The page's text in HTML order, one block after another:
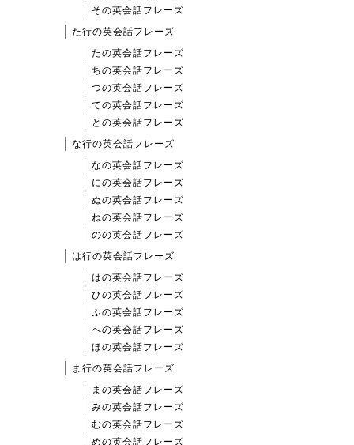
その英会話フレーズ
た行の英会話フレーズ
たの英会話フレーズ
ちの英会話フレーズ
つの英会話フレーズ
ての英会話フレーズ
との英会話フレーズ
な行の英会話フレーズ
なの英会話フレーズ
にの英会話フレーズ
ぬの英会話フレーズ
ねの英会話フレーズ
のの英会話フレーズ
は行の英会話フレーズ
はの英会話フレーズ
ひの英会話フレーズ
ふの英会話フレーズ
への英会話フレーズ
ほの英会話フレーズ
ま行の英会話フレーズ
まの英会話フレーズ
みの英会話フレーズ
むの英会話フレーズ
めの英会話フレーズ